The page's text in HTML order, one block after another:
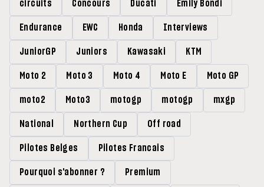
circuits Concours Ducati Emily Bondi
Endurance EWC Honda Interviews
JuniorGP Juniors Kawasaki KTM
Moto 2 Moto 3 Moto 4 Moto E Moto GP
moto2 Moto3 motogp motogp mxgp
National Northern Cup Off road
Pilotes Belges Pilotes Francais
Pourquoi s'abonner ? Premium